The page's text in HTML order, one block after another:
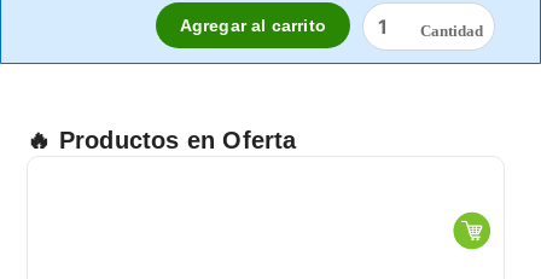
DOSIFICADOR
PROGRAMABLE
PARA
Agregar al carrito
🔥 Productos en Oferta